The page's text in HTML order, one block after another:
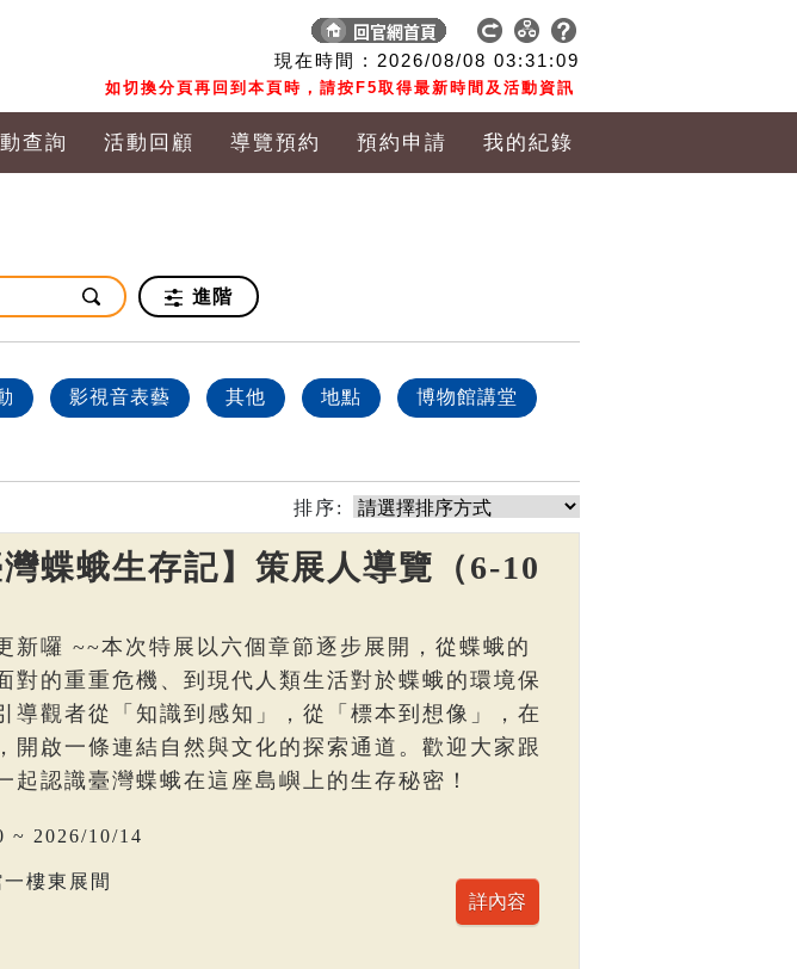
現在時間 : 2026/08/08 03:31:09
如切換分頁再回到本頁時，請按F5取得最新時間及活動資訊
查詢 活動回顧 導覽預約 預約申請 我的紀錄
進階
影視音表藝 其他 地點 博物館講堂
排序:
灣蝶蛾生存記】策展人導覽（6-10
新囉 ~~本次特展以六個章節逐步展開，從蝶蛾的
對的重重危機、到現代人類生活對於蝶蛾的環境保
導觀者從「知識到感知」，從「標本到想像」，在
開啟一條連結自然與文化的探索通道。歡迎大家跟
起認識臺灣蝶蛾在這座島嶼上的生存秘密！
~ 2026/10/14
樓東展間